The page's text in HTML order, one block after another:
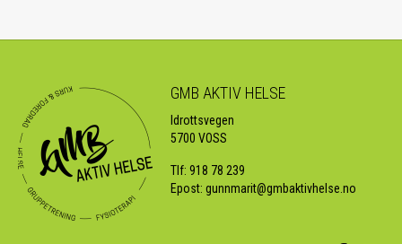
GMB AKTIV HELSE
Idrottsvegen
5700 VOSS
Tlf: 918 78 239
Epost: gunnmarit@gmbaktivhelse.no